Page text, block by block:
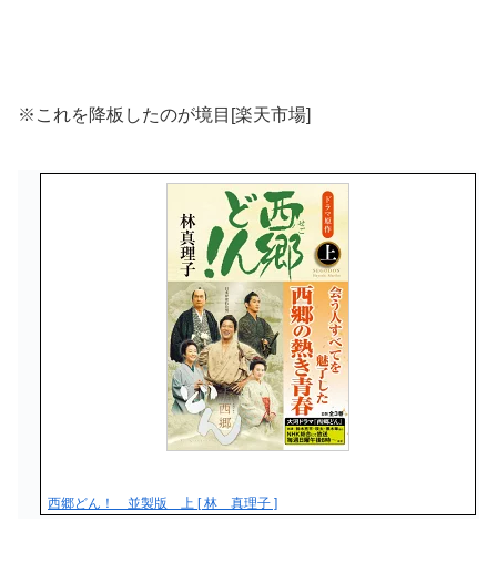
※これを降板したのが境目[楽天市場]
西郷どん！ 並製版 上 [ 林 真理子 ]